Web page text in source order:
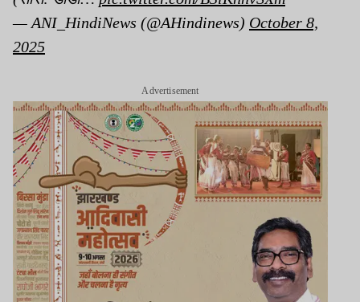
— ANI_HindiNews (@AHindinews) October 8,
2025
Advertisement